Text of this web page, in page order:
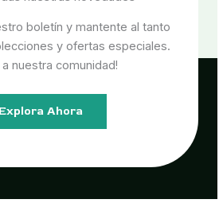
boletín y mantente al tanto
y ofertas especiales.
a nuestra comunidad!
Explora Ahora